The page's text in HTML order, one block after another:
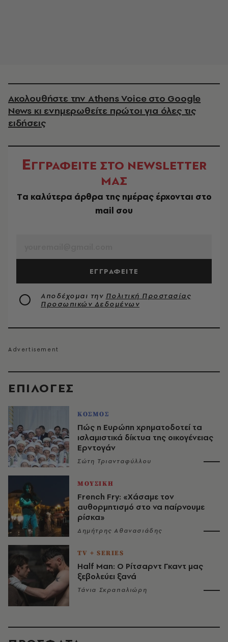
EΠΙΛΟΓΈΣ
ΚΟΣΜΟΣ
Πώς η Ευρώπη χρηματοδοτεί τα
ισλαμιστικά δίκτυα της οικογένειας
Ερντογάν
Σώτη Τριανταφύλλου
ΜΟΥΣΙΚΗ
French Fry: «Χάσαμε τον
αυθορμητισμό στο να παίρνουμε
ρίσκα»
Δημήτρης Αθανασιάδης
TV + SERIES
Half Man: Ο Ρίτσαρντ Γκαντ μας
ξεβολεύει ξανά
Τάνια Σκραπαλιώρη
Ακολουθήστε την Athens Voice στο Google
News κι ενημερωθείτε πρώτοι για όλες τις
ειδήσεις
ΕΓΓΡΑΦΕΙΤΕ ΣΤΟ NEWSLETTER
ΜΑΣ
Tα καλύτερα άρθρα της ημέρας έρχονται στο
mail σου
ΕΓΓΡΑΦΕΙΤΕ
Αποδέχομαι την Πολιτική Προστασίας
Προσωπικών Δεδομένων